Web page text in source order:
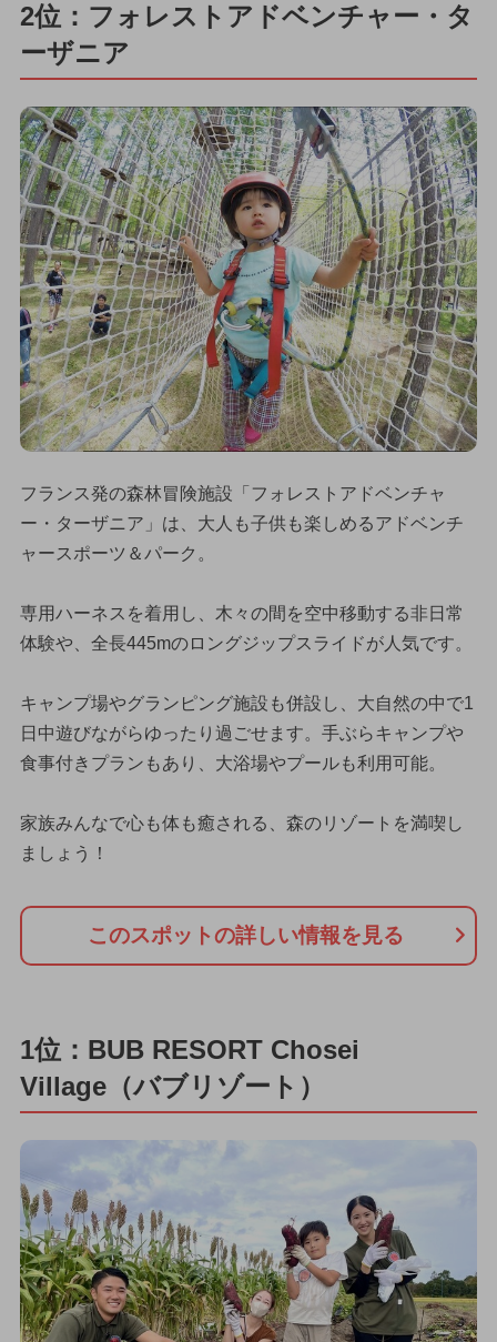
2位：フォレストアドベンチャー・タ
ーザニア
フランス発の森林冒険施設「フォレストアドベンチャ
ー・ターザニア」は、大人も子供も楽しめるアドベンチ
ャースポーツ＆パーク。
専用ハーネスを着用し、木々の間を空中移動する非日常
体験や、全長445mのロングジップスライドが人気です。
キャンプ場やグランピング施設も併設し、大自然の中で1
日中遊びながらゆったり過ごせます。手ぶらキャンプや
食事付きプランもあり、大浴場やプールも利用可能。
家族みんなで心も体も癒される、森のリゾートを満喫し
ましょう！
このスポットの詳しい情報を見る
1位：BUB RESORT Chosei
Village（バブリゾート）